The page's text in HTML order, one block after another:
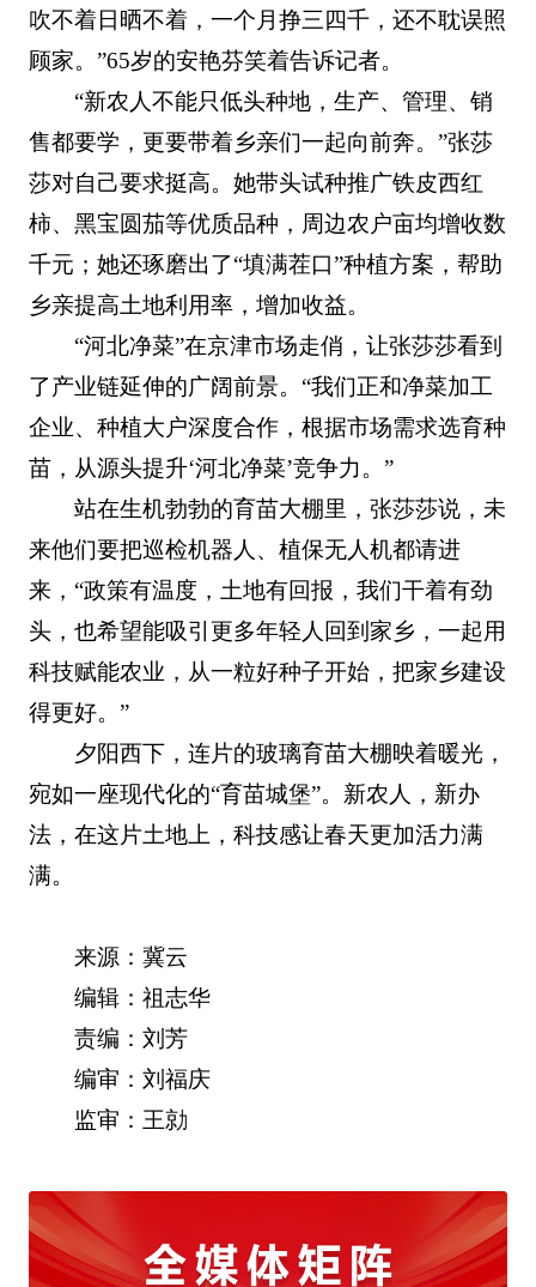
吹不着日晒不着，一个月挣三四千，还不耽误照
顾家。”65岁的安艳芬笑着告诉记者。
“新农人不能只低头种地，生产、管理、销
售都要学，更要带着乡亲们一起向前奔。”张莎
莎对自己要求挺高。她带头试种推广铁皮西红
柿、黑宝圆茄等优质品种，周边农户亩均增收数
千元；她还琢磨出了“填满茬口”种植方案，帮助
乡亲提高土地利用率，增加收益。
“河北净菜”在京津市场走俏，让张莎莎看到
了产业链延伸的广阔前景。“我们正和净菜加工
企业、种植大户深度合作，根据市场需求选育种
苗，从源头提升‘河北净菜’竞争力。”
站在生机勃勃的育苗大棚里，张莎莎说，未
来他们要把巡检机器人、植保无人机都请进
来，“政策有温度，土地有回报，我们干着有劲
头，也希望能吸引更多年轻人回到家乡，一起用
科技赋能农业，从一粒好种子开始，把家乡建设
得更好。”
夕阳西下，连片的玻璃育苗大棚映着暖光，
宛如一座现代化的“育苗城堡”。新农人，新办
法，在这片土地上，科技感让春天更加活力满
满。
来源：冀云
编辑：祖志华
责编：刘芳
编审：刘福庆
监审：王勍